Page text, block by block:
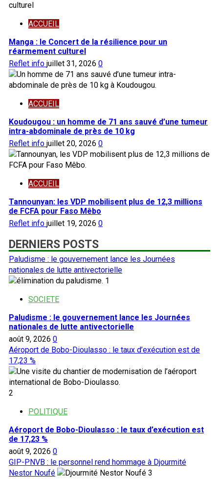
ACCUEIL
Manga : le Concert de la résilience pour un
réarmement culturel
Reflet info juillet 31, 2026 0
ACCUEIL
Koudougou : un homme de 71 ans sauvé d’une tumeur
intra-abdominale de près de 10 kg
Reflet info juillet 20, 2026 0
ACCUEIL
Tannounyan: les VDP mobilisent plus de 12,3 millions
de FCFA pour Faso Mêbo
Reflet info juillet 19, 2026 0
DERNIERS POSTS
Paludisme : le gouvernement lance les Journées
nationales de lutte antivectorielle
1
SOCIETE
Paludisme : le gouvernement lance les Journées
nationales de lutte antivectorielle
août 9, 2026 0
Aéroport de Bobo-Dioulasso : le taux d’exécution est de
17,23 %
2
POLITIQUE
Aéroport de Bobo-Dioulasso : le taux d’exécution est
de 17,23 %
août 9, 2026 0
GIP-PNVB : le personnel rend hommage à Djourmité
Nestor Noufé
3